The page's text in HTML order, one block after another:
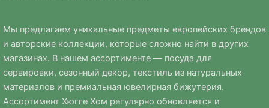
Мы предлагаем уникальные предметы европейских брендов
и авторские коллекции, которые сложно найти в других
магазинах. В нашем ассортименте — посуда для
сервировки, сезонный декор, текстиль из натуральных
материалов и премиальная ювелирная бижутерия.
Ассортимент Хюгге Хом регулярно обновляется и